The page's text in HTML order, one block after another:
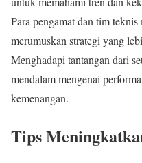
Para pengamat dan tim
merumuskan strategi yang
Menghadapi tantangan dari
mendalam mengenai
kemenangan.
Tips